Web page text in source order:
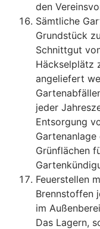
den
Sämtliche
Grundstück
Schnittgut
Häckselplätz
angeliefert
jeder
Entsorgung
Grünflächen
Feuerstellen
Brennstoffen
im
Das Lagern,